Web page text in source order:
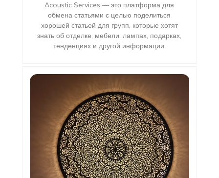
Acoustic Services — это платформа для
обмена статьями с целью поделиться
хорошей статьей для групп, которые хотят
знать об отделке, мебели, лампах, подарках,
тенденциях и другой информации.